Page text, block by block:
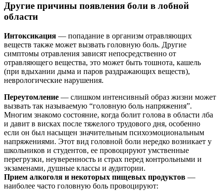
Другие причины появления боли в лобной
области
Интоксикация — попадание в организм отравляющих
веществ также может вызвать головную боль. Другие
симптомы отравления зависят непосредственно от
отравляющего вещества, это может быть тошнота, кашель
(при вдыхании дыма и паров раздражающих веществ),
неврологические нарушения.
Переутомление — слишком интенсивный образ жизни может
вызвать так называемую “головную боль напряжения”.
Многим знакомо состояние, когда болит голова в области лба
и давит в висках после тяжелого трудового дня, особенно
если он был насыщен значительным психоэмоциональным
напряжениями. Этот вид головной боли нередко возникает у
школьников и студентов, ее провоцируют умственные
перегрузки, неуверенность и страх перед контрольными и
экзаменами, душные классы и аудитории.
Прием алкоголя и некоторых пищевых продуктов —
наиболее часто головную боль провоцируют: